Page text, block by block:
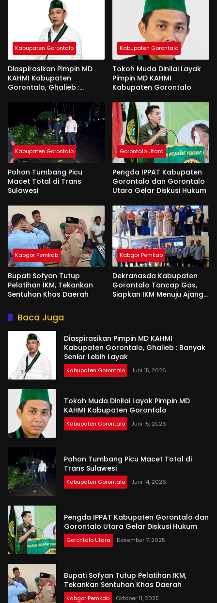
Kabupaten Gorontalo
Diaspirasikan Pimpin MD
KAHMI Kabupaten
Gorontalo, Ghalieb :
Kabupaten Gorontalo
Tokoh Muda Dinilai Layak
Pimpin MD KAHMI
Kabupaten Gorontalo
Kabupaten Gorontalo
Pohon Tumbang Picu
Macet Total di Trans
Sulawesi
Gorontalo Utara
Pengda IPPAT Kabupaten
Gorontalo dan Gorontalo
Utara Gelar Diskusi Hukum
Kabgor Pemkab
Bupati Sofyan Tutup
Pelatihan IKM, Tekankan
Sentuhan Khas Daerah
Kabgor Pemkab
Dekranasda Kabupaten
Gorontalo Tancap Gas,
Siapkan IKM Menuju Ajang
Baca Juga
Diaspirasikan Pimpin MD KAHMI
Kabupaten Gorontalo, Ghalieb : Banyak
Senior Lebih Layak
Kabupaten Gorontalo Juni 15, 2026
Tokoh Muda Dinilai Layak Pimpin MD
KAHMI Kabupaten Gorontalo
Kabupaten Gorontalo Juni 15, 2026
Pohon Tumbang Picu Macet Total di
Trans Sulawesi
Kabupaten Gorontalo Juni 14, 2026
Pengda IPPAT Kabupaten Gorontalo dan
Gorontalo Utara Gelar Diskusi Hukum
Gorontalo Utara Desember 7, 2025
Bupati Sofyan Tutup Pelatihan IKM,
Tekankan Sentuhan Khas Daerah
Kabgor Pemkab Oktober 11, 2025